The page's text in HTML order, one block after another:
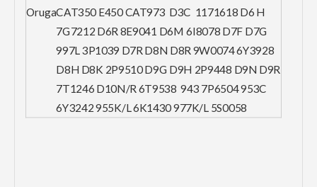
OrugaCAT350 E450 CAT973 D3C 1171618 D6 H
7G7212 D6R 8E9041 D6M 6I8078 D7F D7G
997L 3P1039 D7R D8N D8R 9W0074 6Y3928
D8H D8K 2P9510 D9G D9H 2P9448 D9N D9R
7T1246 D10N/R 6T9538 943 7P6504 953C
6Y3242 955K/L 6K1430 977K/L 5S0058